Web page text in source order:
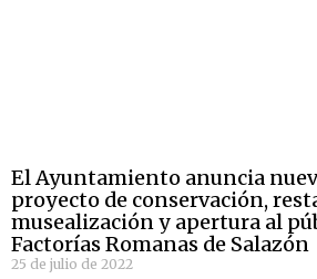
El Ayuntamiento anuncia
proyecto de conservación,
musealización y apertura al
Factorías Romanas de Salazón
25 de julio de 2022